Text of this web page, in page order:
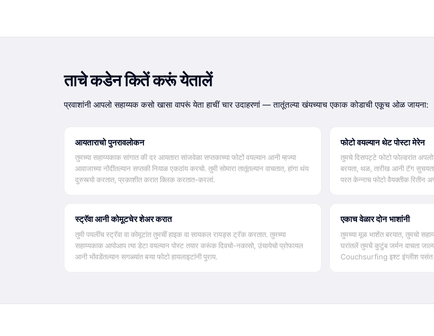
ताचे कडेन कितें करूं येतालें
प्रवाशांनी आपलो सहाय्यक कसो खासा वापरूं येता हाचीं चार उदाहरणां — तातूंतल्या खंयच्याच एकाक कोडाची एकूच ओळ जायना:
आयताराचो पुनरावलोकन
तुमच्या सहाय्यकाक सांगात की दर आयतारा सांजवेळा सप्तकाच्या फोटों वयल्यान आनी म्हज्या
आवाजाच्या नोंदींतल्यान सप्तकी नियाळ एकठांय करचो. तुमी सोमारा तातूंतल्यान वाचतात, हांगा थंय
दुरुस्त्यो करतात, प्रकाशीत करात क्लिक करतात-करलां.
फोटो वयल्यान थेट पोस्टा मेरेन
तुमचे दिसपट्टे फोटो फोल्डरांत
बरयता, थळ, तारीख आनी टॅग
परत केन्नाच फोटो वैयक्तीक रितीन
स्ट्रॅवा आनी कोमूटचेर शेअर करात
तुमी पयलींच स्ट्रॅवा वा कोमूटांत तुमचीं हाइक वा सायकल रायड्स ट्रॅक करतात. तुमच्या
सहाय्यकाक आपोआप त्या डेटा वयल्यान पोस्ट तयार करूंक दिवचो-नकासो, उंचायेचो प्रोफायल
आनी भोंवडेंतल्यान सगळ्यांत बऱ्या फोटो हायलाइटांनी पुराय.
एकाच वेळार दोन भाशांनी
तुमच्या मूळ भाशेंत बरयात, तुमचो
घरांतलें तुमचें कुटुंब जर्मन वाचता
Couchsurfing इश्ट इंग्लीश पसंत